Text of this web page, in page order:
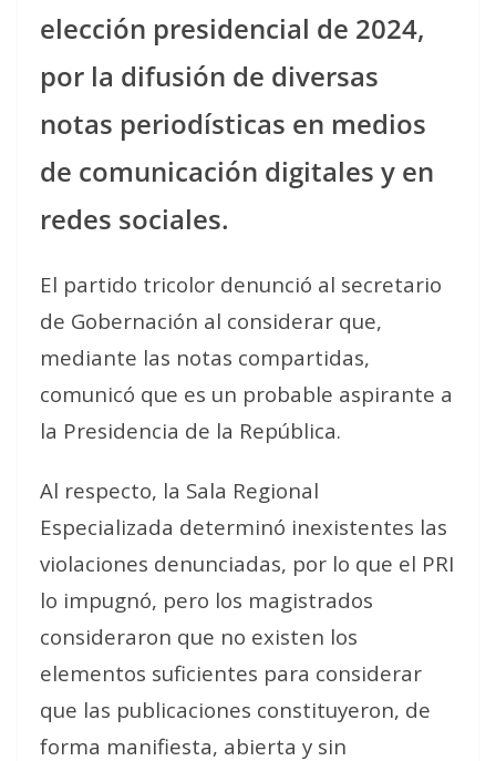
elección presidencial de 2024,
por la difusión de diversas
notas periodísticas en medios
de comunicación digitales y en
redes sociales.
El partido tricolor denunció al secretario
de Gobernación al considerar que,
mediante las notas compartidas,
comunicó que es un probable aspirante a
la Presidencia de la República.
Al respecto, la Sala Regional
Especializada determinó inexistentes las
violaciones denunciadas, por lo que el PRI
lo impugnó, pero los magistrados
consideraron que no existen los
elementos suficientes para considerar
que las publicaciones constituyeron, de
forma manifiesta, abierta y sin